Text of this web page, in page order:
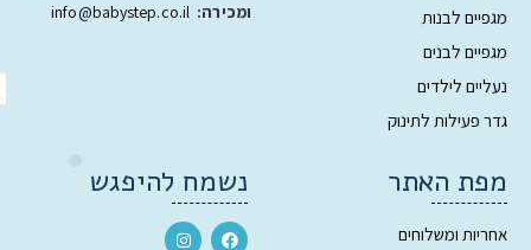
נשמח להיפגש מפת האתר
אחריות ומשלוחים
ומכירה: info@babystep.co.il
מגפיים לבנות
מגפיים לבנים
נעליים לילדים
גדר פעילות לתינוק